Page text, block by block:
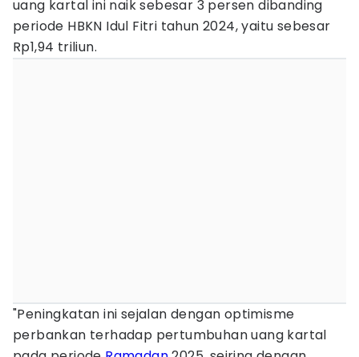
uang kartal ini naik sebesar 3 persen dibanding
periode HBKN Idul Fitri tahun 2024, yaitu sebesar
Rp1,94 triliun.
"Peningkatan ini sejalan dengan optimisme
perbankan terhadap pertumbuhan uang kartal